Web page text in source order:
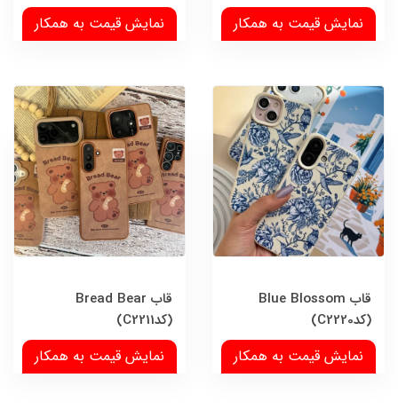
نمایش قیمت به همکار نمایش قیمت به همکار
قاب Blue Blossom
(کدC2220)
نمایش قیمت به همکار
قاب Bread Bear
(کدC2211)
نمایش قیمت به همکار